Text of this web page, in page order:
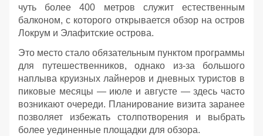
чуть более 400 метров служит естественным
балконом, с которого открывается обзор на остров
Локрум и Элафитские острова.
Это место стало обязательным пунктом программы
для путешественников, однако из-за большого
наплыва круизных лайнеров и дневных туристов в
пиковые месяцы — июле и августе — здесь часто
возникают очереди. Планирование визита заранее
позволяет избежать столпотворения и выбрать
более уединенные площадки для обзора.